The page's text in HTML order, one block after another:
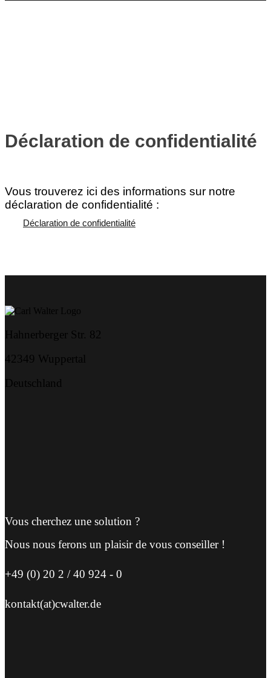
Déclaration de confidentialité
Vous trouverez ici des informations sur notre
déclaration de confidentialité :
Déclaration de confidentialité
Hahnerberger Str. 82
42349 Wuppertal
Deutschland
Vous cherchez une solution ?
Nous nous ferons un plaisir de vous conseiller !
+49 (0) 20 2 / 40 924 - 0
kontakt(at)cwalter.de